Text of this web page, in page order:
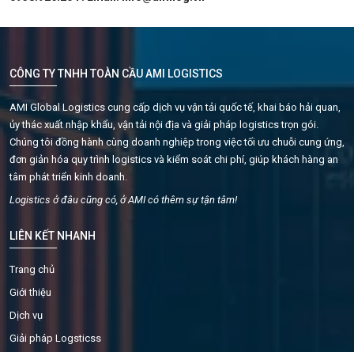
CÔNG TY TNHH TOÀN CẦU AMI LOGISTICS
AMI Global Logistics cung cấp dịch vụ vận tải quốc tế, khai báo hải quan,
ủy thác xuất nhập khẩu, vận tải nội địa và giải pháp logistics trọn gói.
Chúng tôi đồng hành cùng doanh nghiệp trong việc tối ưu chuỗi cung ứng,
đơn giản hóa quy trình logistics và kiểm soát chi phí, giúp khách hàng an
tâm phát triển kinh doanh.
Logistics ở đâu cũng có, ở AMI có thêm sự tận tâm!
LIÊN KẾT NHANH
Trang chủ
Giới thiệu
Dịch vụ
Giải pháp Logsticss